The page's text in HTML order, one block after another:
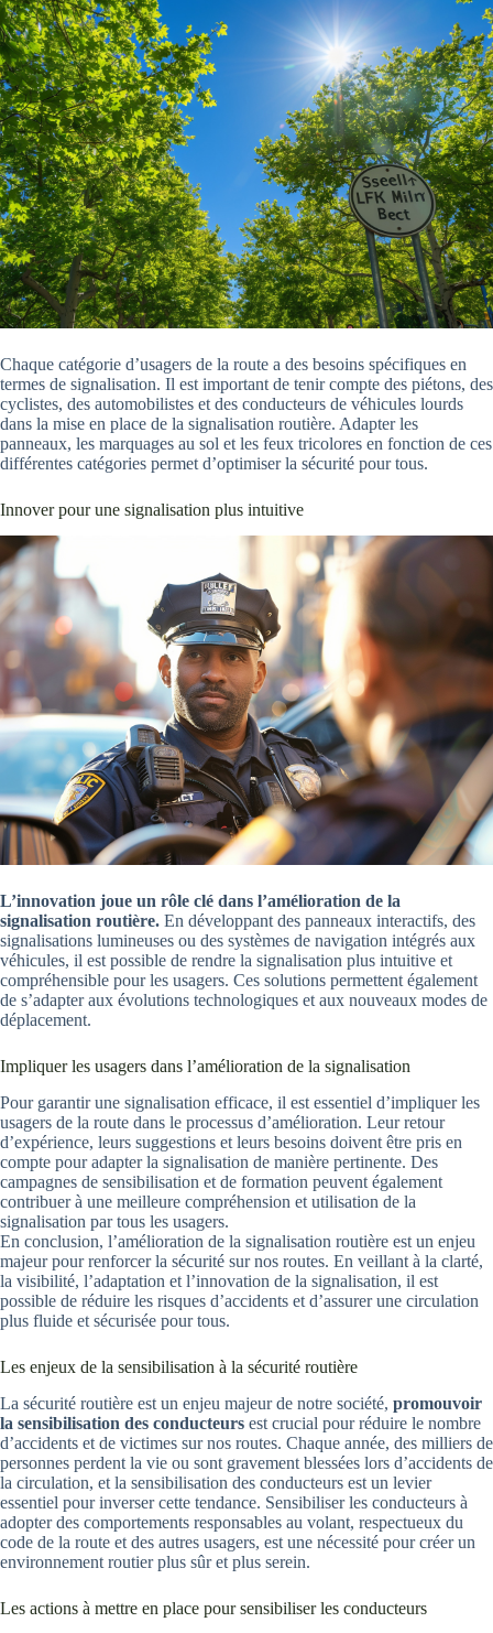
Chaque catégorie d’usagers de la route a des besoins spécifiques en
termes de signalisation. Il est important de tenir compte des piétons, des
cyclistes, des automobilistes et des conducteurs de véhicules lourds
dans la mise en place de la signalisation routière. Adapter les
panneaux, les marquages au sol et les feux tricolores en fonction de ces
différentes catégories permet d’optimiser la sécurité pour tous.
Innover pour une signalisation plus intuitive
L’innovation joue un rôle clé dans l’amélioration de la
signalisation routière. En développant des panneaux interactifs, des
signalisations lumineuses ou des systèmes de navigation intégrés aux
véhicules, il est possible de rendre la signalisation plus intuitive et
compréhensible pour les usagers. Ces solutions permettent également
de s’adapter aux évolutions technologiques et aux nouveaux modes de
déplacement.
Impliquer les usagers dans l’amélioration de la signalisation
Pour garantir une signalisation efficace, il est essentiel d’impliquer les
usagers de la route dans le processus d’amélioration. Leur retour
d’expérience, leurs suggestions et leurs besoins doivent être pris en
compte pour adapter la signalisation de manière pertinente. Des
campagnes de sensibilisation et de formation peuvent également
contribuer à une meilleure compréhension et utilisation de la
signalisation par tous les usagers.
En conclusion, l’amélioration de la signalisation routière est un enjeu
majeur pour renforcer la sécurité sur nos routes. En veillant à la clarté,
la visibilité, l’adaptation et l’innovation de la signalisation, il est
possible de réduire les risques d’accidents et d’assurer une circulation
plus fluide et sécurisée pour tous.
Les enjeux de la sensibilisation à la sécurité routière
La sécurité routière est un enjeu majeur de notre société, promouvoir
la sensibilisation des conducteurs est crucial pour réduire le nombre
d’accidents et de victimes sur nos routes. Chaque année, des milliers de
personnes perdent la vie ou sont gravement blessées lors d’accidents de
la circulation, et la sensibilisation des conducteurs est un levier
essentiel pour inverser cette tendance. Sensibiliser les conducteurs à
adopter des comportements responsables au volant, respectueux du
code de la route et des autres usagers, est une nécessité pour créer un
environnement routier plus sûr et plus serein.
Les actions à mettre en place pour sensibiliser les conducteurs